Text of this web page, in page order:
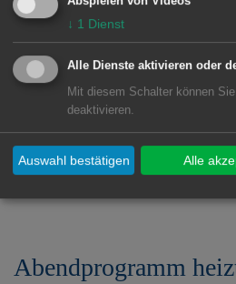
Leitung von Martina
Tanzeinlage im
laufenden WM Den
bunten
Sportakrobatik unter
Claudia Hegele.
Abendprogramm
↓ 1 Dienst
Alle Dienste aktivieren oder
Mit diesem Schalter können
deaktivieren.
Auswahl bestätigen Alle